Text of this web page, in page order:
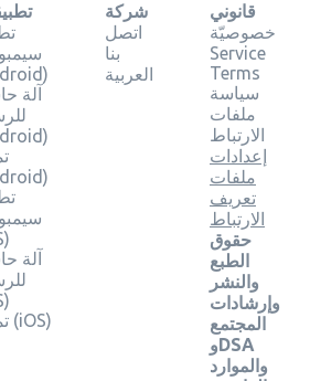
آلة
آلة
تمرّن (iOS)
شركة
اتصل
بنا
العربية
قانوني
خصوصيّة
Service
Terms
سياسة
ملفات
الارتباط
إعدادات
ملفات
تعريف
الارتباط
حقوق
الطبع
والنشر
وإرشادات
المجتمع
وDSA
والموارد